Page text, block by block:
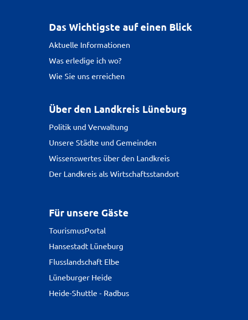
Das Wichtigste auf einen Blick
Aktuelle Informationen
Was erledige ich wo?
Wie Sie uns erreichen
Über den Landkreis Lüneburg
Politik und Verwaltung
Unsere Städte und Gemeinden
Wissenswertes über den Landkreis
Der Landkreis als Wirtschaftsstandort
Für unsere Gäste
TourismusPortal
Hansestadt Lüneburg
Flusslandschaft Elbe
Lüneburger Heide
Heide-Shuttle - Radbus